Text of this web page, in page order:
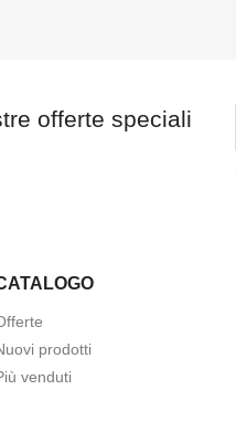
offerte speciali
prodotti
venduti